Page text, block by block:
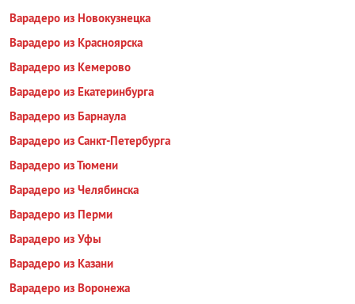
Варадеро из Новокузнецка
Варадеро из Красноярска
Варадеро из Кемерово
Варадеро из Екатеринбурга
Варадеро из Барнаула
Варадеро из Санкт-Петербурга
Варадеро из Тюмени
Варадеро из Челябинска
Варадеро из Перми
Варадеро из Уфы
Варадеро из Казани
Варадеро из Воронежа